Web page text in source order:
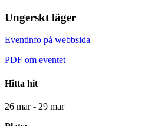
Ungerskt läger
Eventinfo på webbsida
PDF om eventet
Hitta hit
26 mar - 29 mar